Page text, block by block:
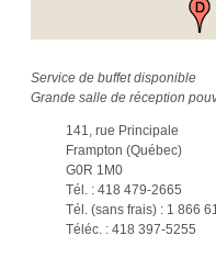
Service de buffet disponible
Grande salle de réception
141, rue Principale
Frampton (Québec)
G0R 1M0
Tél. : 418 479-2665
Tél. (sans frais) : 1 866
Téléc. : 418 397-5255